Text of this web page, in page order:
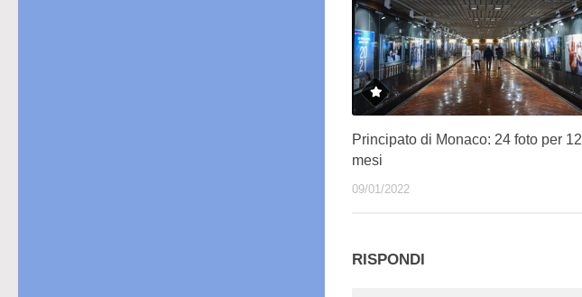
Principato di Monaco: 24 foto per 12
mesi
09/01/2022
RISPONDI